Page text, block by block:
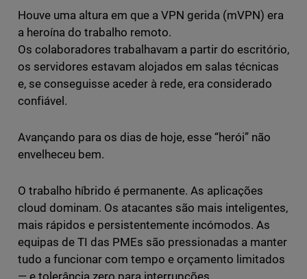
Houve uma altura em que a VPN gerida (mVPN) era
a heroína do trabalho remoto.
Os colaboradores trabalhavam a partir do escritório,
os servidores estavam alojados em salas técnicas
e, se conseguisse aceder à rede, era considerado
confiável.
Avançando para os dias de hoje, esse “herói” não
envelheceu bem.
O trabalho híbrido é permanente. As aplicações
cloud dominam. Os atacantes são mais inteligentes,
mais rápidos e persistentemente incómodos. As
equipas de TI das PMEs são pressionadas a manter
tudo a funcionar com tempo e orçamento limitados